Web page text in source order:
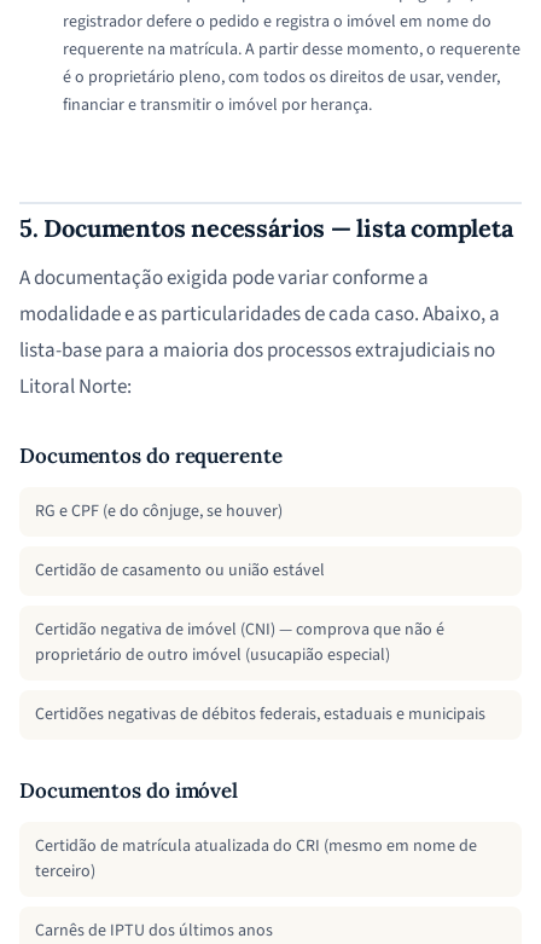
registrador defere o pedido e registra o imóvel em nome do
requerente na matrícula. A partir desse momento, o requerente
é o proprietário pleno, com todos os direitos de usar, vender,
financiar e transmitir o imóvel por herança.
5. Documentos necessários — lista completa
A documentação exigida pode variar conforme a
modalidade e as particularidades de cada caso. Abaixo, a
lista-base para a maioria dos processos extrajudiciais no
Litoral Norte:
Documentos do requerente
RG e CPF (e do cônjuge, se houver)
Certidão de casamento ou união estável
Certidão negativa de imóvel (CNI) — comprova que não é
proprietário de outro imóvel (usucapião especial)
Certidões negativas de débitos federais, estaduais e municipais
Documentos do imóvel
Certidão de matrícula atualizada do CRI (mesmo em nome de
terceiro)
Carnês de IPTU dos últimos anos